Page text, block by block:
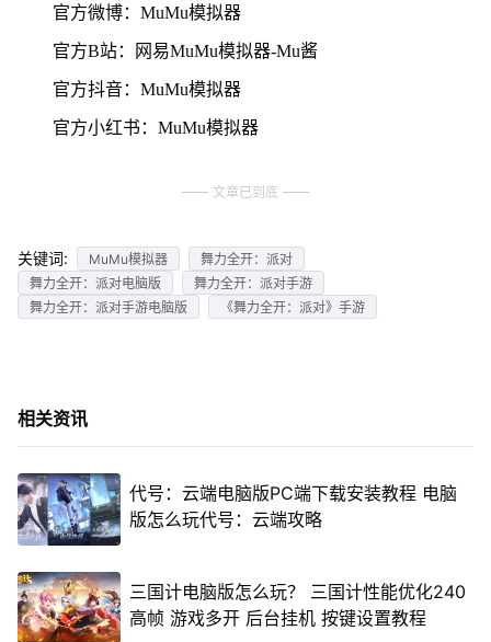
官方微博：MuMu模拟器
官方B站：网易MuMu模拟器-Mu酱
官方抖音：MuMu模拟器
官方小红书：MuMu模拟器
文章已到底
关键词: MuMu模拟器
舞力全开：派对
舞力全开：派对电脑版
舞力全开：派对手游
舞力全开：派对手游电脑版
《舞力全开：派对》手游
相关资讯
代号：云端电脑版PC端下载安装教程 电脑
版怎么玩代号：云端攻略
三国计电脑版怎么玩？ 三国计性能优化240
高帧 游戏多开 后台挂机 按键设置教程